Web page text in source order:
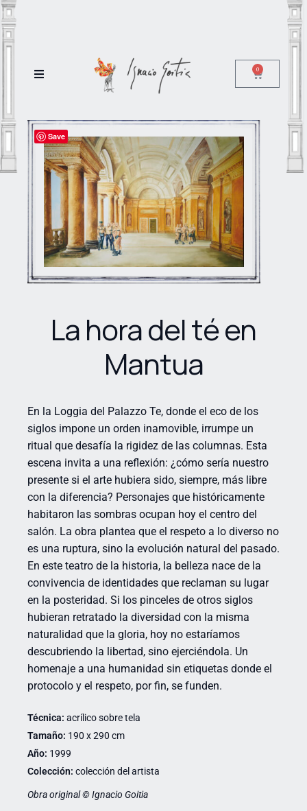
0
Save
La hora del té en
Mantua
En la Loggia del Palazzo Te, donde el eco de los
siglos impone un orden inamovible, irrumpe un
ritual que desafía la rigidez de las columnas. Esta
escena invita a una reflexión: ¿cómo sería nuestro
presente si el arte hubiera sido, siempre, más libre
con la diferencia? Personajes que históricamente
habitaron las sombras ocupan hoy el centro del
salón. La obra plantea que el respeto a lo diverso no
es una ruptura, sino la evolución natural del pasado.
En este teatro de la historia, la belleza nace de la
convivencia de identidades que reclaman su lugar
en la posteridad. Si los pinceles de otros siglos
hubieran retratado la diversidad con la misma
naturalidad que la gloria, hoy no estaríamos
descubriendo la libertad, sino ejerciéndola. Un
homenaje a una humanidad sin etiquetas donde el
protocolo y el respeto, por fin, se funden.
Técnica: acrílico sobre tela
Tamaño: 190 x 290 cm
Año: 1999
Colección: colección del artista
Obra original © Ignacio Goitia